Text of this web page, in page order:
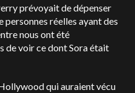
prévoyait de dépenser
personnes réelles ayant des
nous ont été
de voir ce dont Sora était
qui auraient vécu